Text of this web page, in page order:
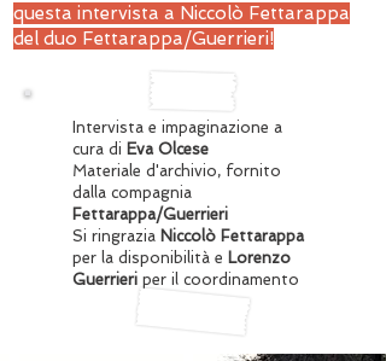
questa intervista a Niccolò Fettarappa
del duo Fettarappa/Guerrieri!
Intervista e impaginazione a
cura di Eva Olcese
Materiale d'archivio, fornito
dalla compagnia
Fettarappa/Guerrieri
Si ringrazia Niccolò Fettarappa
per la disponibilità e Lorenzo
Guerrieri per il coordinamento